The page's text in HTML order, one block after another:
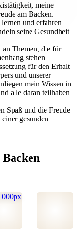
meine
am Backen,
und erfahren
seine Gesundheit
an Themen, die für
stehen.
für den Erhalt
und unserer
mein Wissen in
alle daran teilhaben
Spaß und die Freude
gesunden